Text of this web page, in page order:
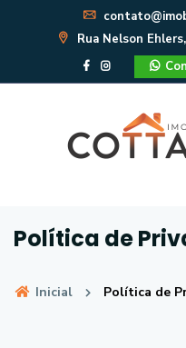
Rua Nelson
Política de
Inicial Política de